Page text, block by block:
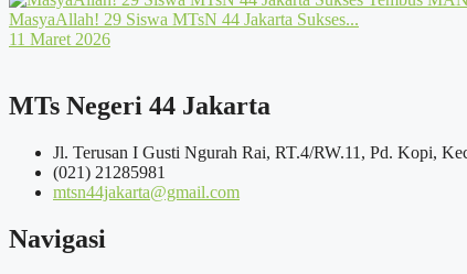
MasyaAllah! 29 Siswa MTsN 44 Jakarta Sukses...
11 Maret 2026
MTs Negeri 44 Jakarta
Jl. Terusan I Gusti Ngurah Rai, RT.4/RW.11, Pd. Kopi,
(021) 21285981
mtsn44jakarta@gmail.com
Navigasi